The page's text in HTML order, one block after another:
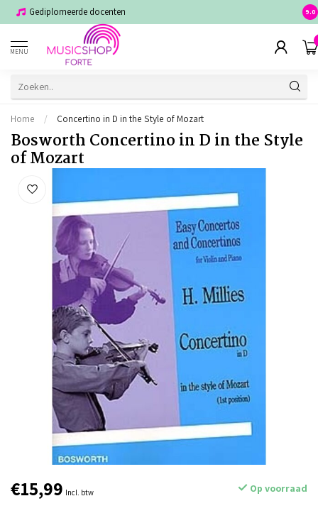
Gediplomeerde docenten 9.0
MENU
Home / Concertino in D in the Style of Mozart
Bosworth Concertino in D in the Style
of Mozart
€15,99 Incl. btw Op voorraad